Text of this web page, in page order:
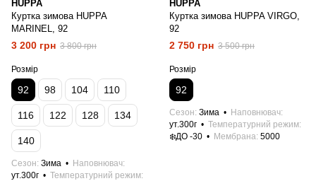
HUPPA
Куртка зимова HUPPA
MARINEL, 92
3 200 грн 3 800 грн
Розмір
92 98 104 110
116 122 128 134
140
Сезон Зима
Наповнювач
ут.300г
Температурний режим
HUPPA
Куртка зимова HUPPA VIRGO,
92
2 750 грн 3 500 грн
Розмір
92
Сезон Зима
Наповнювач
ут.300г
Температурний режим
❄️ДО -30
Мембрана 5000